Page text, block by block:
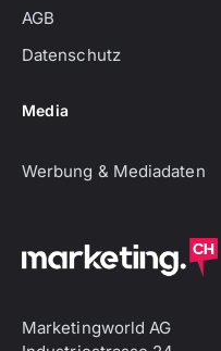
AGB
Datenschutz
Media
Werbung & Mediadaten
Marketingworld AG